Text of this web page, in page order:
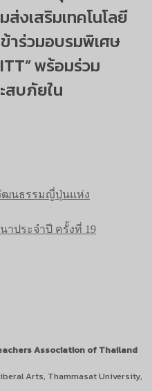
ส่งเสริมเทคโนโลยี
ร่วมอบรมพิเศษ
พร้อมร่วม
สบภัยใน
ฒนธรรมญี่ปุ่นแห่ง
าประจำปี ครั้งที่ 19
Association of Thailand
Arts, Thammasat University,